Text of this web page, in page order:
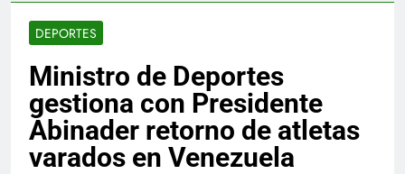
DEPORTES
Ministro de Deportes
gestiona con Presidente
Abinader retorno de atletas
varados en Venezuela